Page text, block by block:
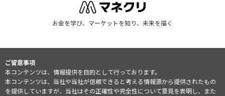
お金を学び、マーケットを知り、未来を描く
ご留意事項
本コンテンツは、情報提供を目的として行っております。
本コンテンツは、当社や当社が信頼できると考える情報源から提供されたもの
を提供していますが、当社はその正確性や完全性について意見を表明し、また